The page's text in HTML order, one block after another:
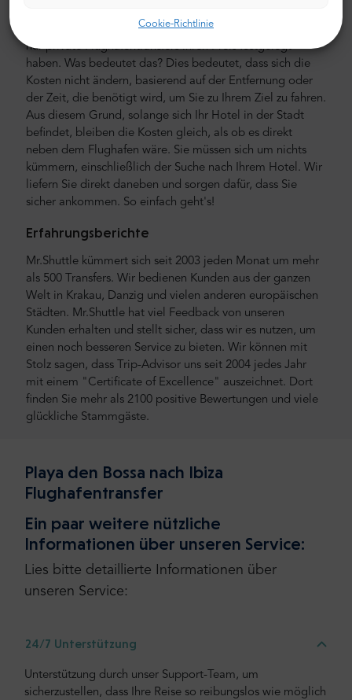
Cookie-Richtlinie
Kreditkarte oder PayPal bezahlen. Denken Sie daran, dass
nur private Flughafentransfers ihren Preis festgelegt
haben. Was bedeutet das? Dies bedeutet, dass sich die
Kosten nicht ändern, basierend auf der Entfernung oder
der Zeit, die benötigt wird, um Sie zu Ihrem Ziel zu fahren.
Aus diesem Grund, solange sich Ihr Hotel in der Stadt
befindet, bleiben die Kosten gleich, als ob es direkt
neben dem Flughafen wäre. Sie müssen sich um nichts
kümmern, einschließlich der Suche nach Ihrem Hotel. Wir
liefern Sie direkt daneben und sorgen dafür, dass Sie
sicher ankommen. So einfach geht's!
Erfahrungsberichte
Mr.Shuttle kümmert sich seit 2003 jeden Monat um mehr
als 500 Transfers. Wir bedienen Kunden aus der ganzen
Welt in Krakau, Danzig und vielen anderen europäischen
Städten. Mr.Shuttle hat viel Feedback von unseren
Kunden erhalten und stellt sicher, dass wir es nutzen, um
einen noch besseren Service zu bieten. Wir können mit
Stolz sagen, dass Trip-Advisor uns seit 2004 jedes Jahr
mit einem "Certificate of Excellence" auszeichnet. Dort
finden Sie mehr als 2100 positive Bewertungen und viele
glückliche Stammgäste.
Playa den Bossa nach Ibiza
Flughafentransfer
Ein paar weitere nützliche
Informationen über unseren Service:
Lies bitte detaillierte Informationen über
unseren Service:
24/7 Unterstützung
Unterstützung durch unser Support-Team, um
sicherzustellen, dass Ihre Reise so reibungslos wie möglich